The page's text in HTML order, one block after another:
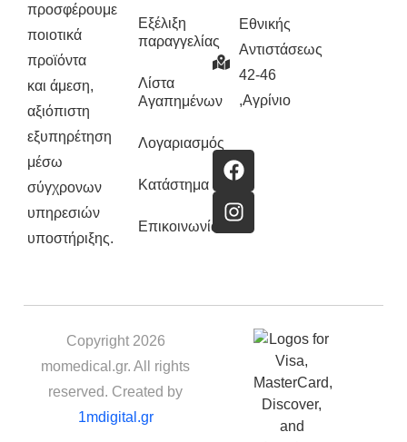
προσφέρουμε
ποιοτικά
προϊόντα
και άμεση,
αξιόπιστη
εξυπηρέτηση
μέσω
σύγχρονων
υπηρεσιών
υποστήριξης.
Εξέλιξη
παραγγελίας
Λίστα
Αγαπημένων
Λογαριασμός
Κατάστημα
Επικοινωνία
Εθνικής
Αντιστάσεως
42-46
,Αγρίνιο
Copyright 2026
momedical.gr. All rights
reserved. Created by
1mdigital.gr